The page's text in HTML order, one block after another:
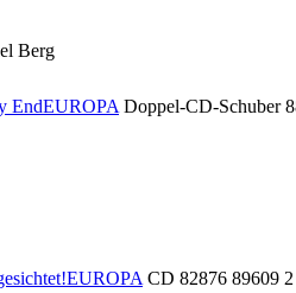
Berg
EndEUROPA Doppel-CD-Schuber
EUROPA CD 82876 89609